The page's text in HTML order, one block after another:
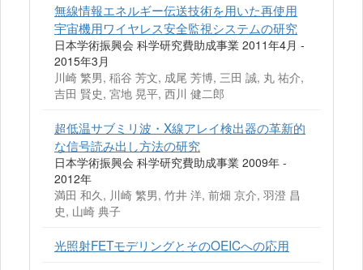
無線情報エネルギー伝送技術を用いた再使用
宇宙機用ワイヤレス安全監視システムの研究
日本学術振興会 科学研究費助成事業 2011年4月 -
2015年3月
川崎 繁男, 稲谷 芳文, 成尾 芳博, 三田 誠, 丸 祐介,
吉田 賢史, 宮地 晃平, 西川 健二郎
超低温サブミリ波・X線アレイ検出器の革新的
な信号読み出し方法の研究
日本学術振興会 科学研究費助成事業 2009年 -
2012年
満田 和久, 川崎 繁男, 竹井 洋, 前畑 京介, 羽澄 昌
史, 山崎 典子
光照射FETモデリングとそのOEICへの応用